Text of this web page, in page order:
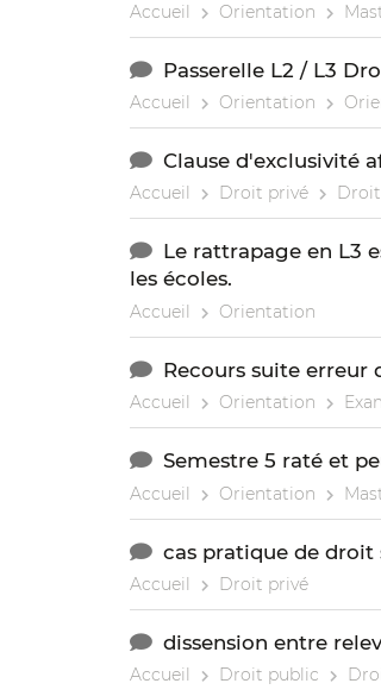
Accueil Orientation
Passerelle L2 / L3
Accueil Orientation
Clause d'exclusivité
Accueil Droit privé
Le rattrapage en L3
les écoles.
Accueil Orientation
Recours suite erreur
Accueil Orientation
Semestre 5 raté et
Accueil Orientation
cas pratique de
Accueil Droit privé
dissension entre
Accueil Droit public